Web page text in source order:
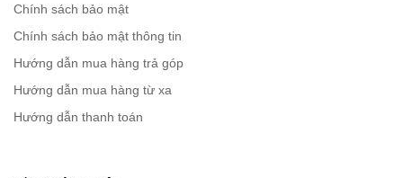
bắt đầu bằng việc hỗ trợ các chứng nhận bảo mật
WPA3 mới nhất của Liên minh Wi-Fi. Ngoài ra, hỗ trợ
tường lửa DPI L2-L7 có trạng thái để bảo mật truy cập
Chính sách bảo mật
Chính sách bảo mật thông tin
Hướng dẫn mua hàng trả góp
Hướng dẫn mua hàng từ xa
Hướng dẫn thanh toán